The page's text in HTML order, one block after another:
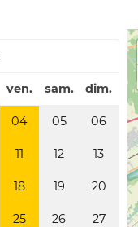
ven. sam. dim.
04 05 06
11 12 13
18 19 20
25 26 27